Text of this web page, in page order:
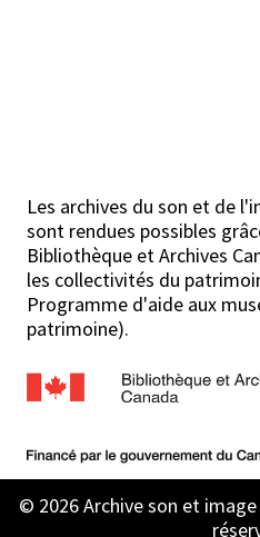
Les archives du son et de
sont rendues possibles
Bibliothèque et Archives
les collectivités du
Programme d'aide aux
patrimoine).
© 2026 Archive son et